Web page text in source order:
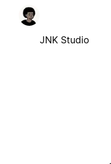
JNK Studio